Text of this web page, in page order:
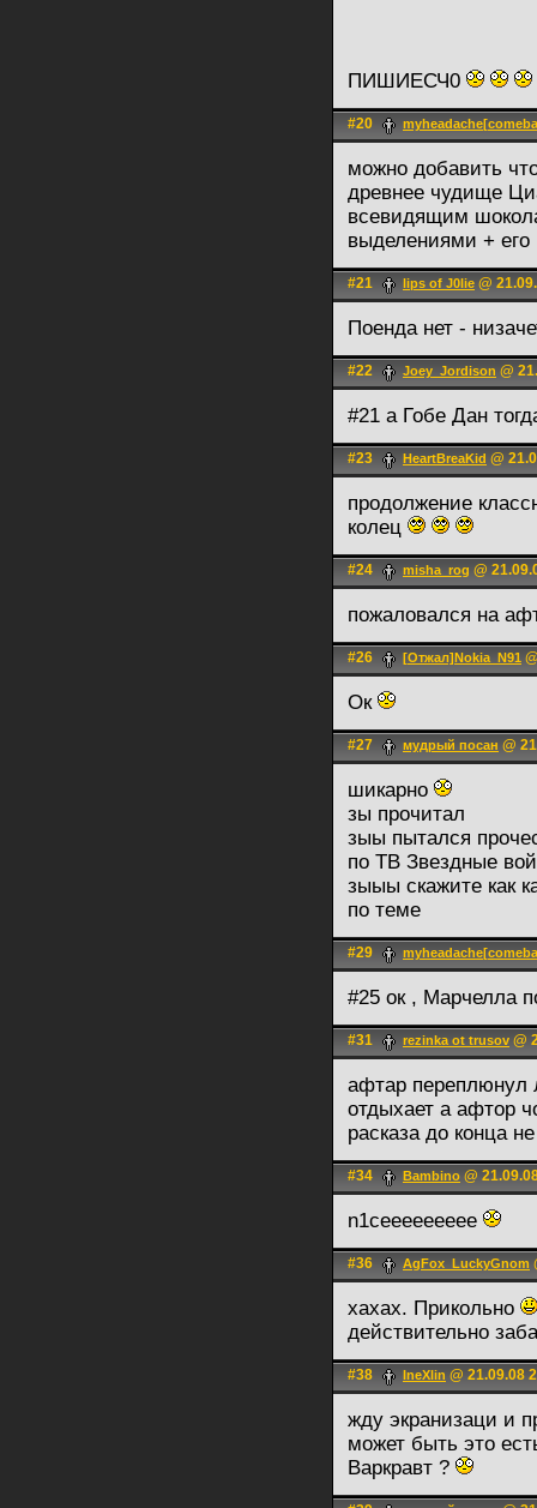
ПИШИЕСЧ0
#20
можно добавить
древнее чудище
всевидящим
выделениями +
#21 lips of J0lie @
Поенда нет -
#22 Joey_Jordison @
#21 а Гобе Дан
#23 HeartBreaKid @
продолжение
колец
#24 misha_rog @
пожаловался на
#26 [Отжал]Nokia_N91
Ок
#27 мудрый посан @
шикарно
зы прочитал
зыы пытался
по ТВ Звездные
зыыы скажите как
по теме
#29
#25 ок , Марчелла
#31 rezinka ot trusov @
афтар
отдыхает а афтор
расказа до конца
#34 Bambino @
n1ceeeeeeeee
#36 AgFox_LuckyGnom
хахах. Прикольно
действительно
#38 IneXlin @ 21.09.08
жду экранизаци и
может быть это
Варкравт ?